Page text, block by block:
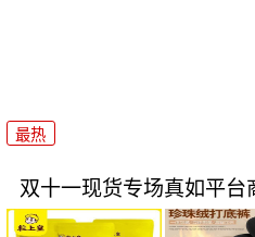
最热
双十一现货专场真如平台